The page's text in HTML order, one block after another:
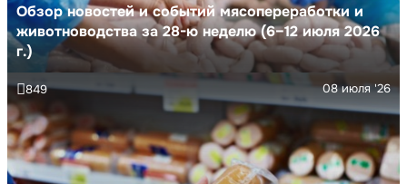
Обзор новостей и событий мясопереработки и
животноводства за 28-ю неделю (6–12 июля 2026
г.)
08 июля '26
849